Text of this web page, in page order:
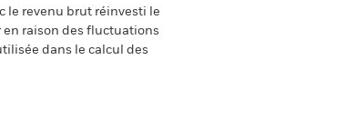
le revenu brut réinvesti le
raison des fluctuations
dans le calcul des